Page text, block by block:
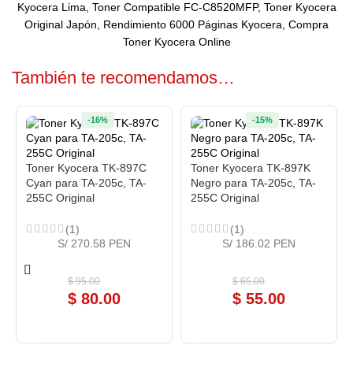
Kyocera Lima, Toner Compatible FC-C8520MFP, Toner Kyocera
Original Japón, Rendimiento 6000 Páginas Kyocera, Compra
Toner Kyocera Online
También te recomendamos…
Toner Kyocera TK-897C
Cyan para TA-205c, TA-
255C Original
(1)
$95.00
$ 80.00
-16%
S/ 270.58 PEN
Toner Kyocera TK-897K
Negro para TA-205c, TA-
255C Original
(1)
$65.00
$ 55.00
-15%
S/ 186.02 PEN